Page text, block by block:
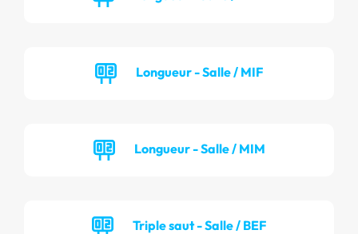
Longueur - Salle / MIF
Longueur - Salle / MIM
Triple saut - Salle / BEF